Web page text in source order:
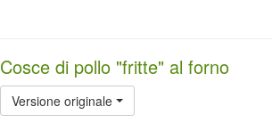
Cosce di pollo "fritte" al forno
Versione originale